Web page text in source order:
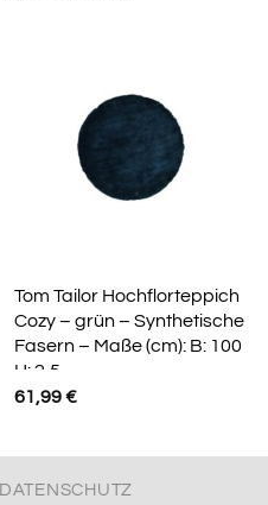
Tom Tailor Hochflorteppich
Cozy – grün – Synthetische
Fasern – Maße (cm): B: 100
H: 2,5
61,99€
DATENSCHUTZ